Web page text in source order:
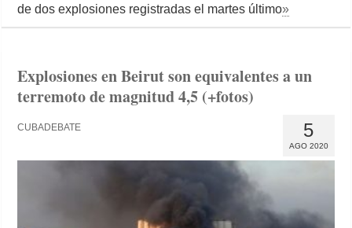
de dos explosiones registradas el martes último»
Explosiones en Beirut son equivalentes a un
terremoto de magnitud 4,5 (+fotos)
5
AGO 2020
CUBADEBATE